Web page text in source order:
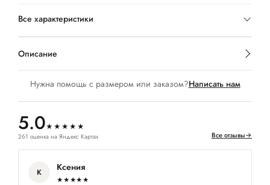
Нужна помощь с размером или заказом?Написать нам
5.0★★★★★
261 оценка на Яндекс Картах Все отзывы→
К Ксения
★★★★★
Все характеристики
Описание